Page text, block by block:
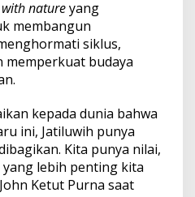
natureyang
membangun
siklus,
memperkuat budaya
kepada dunia bahwa
ini, Jatiluwih punya
Kita punya nilai,
lebih penting kita
Ketut Purna saat